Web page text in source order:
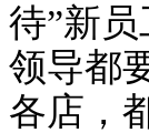
待”新
领导都
各店，